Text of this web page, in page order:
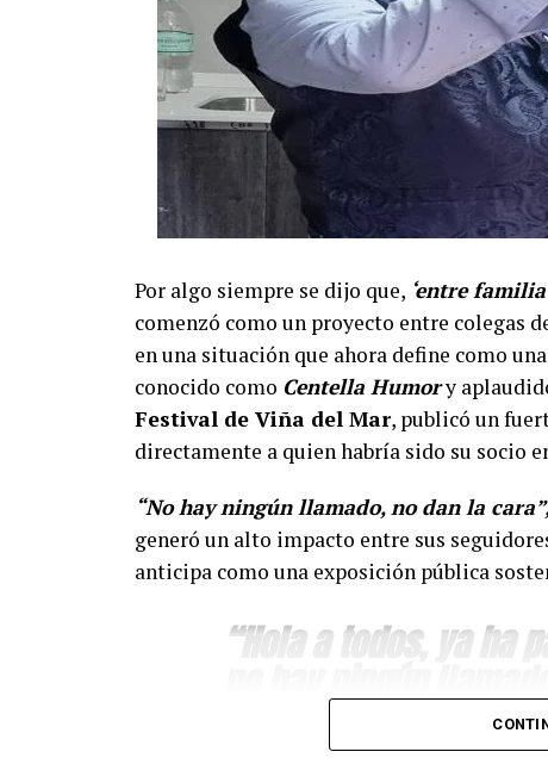
Por algo siempre se dijo que, ‘entre
comenzó como un proyecto entre
en una situación que ahora define como
conocido como Centella Humory
Festival de Viña del Mar, publicó un
directamente a quien habría sido su socio
“No hay ningún llamado, no dan la
generó un alto impacto entre sus
anticipa como una exposición pública
“Hola a todos, ya ha
para pagar lo que yo